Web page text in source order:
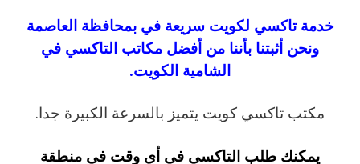
خدمة تاكسي لكويت سريعة في بمحافظة العاصمة
ونحن أثبتنا بأننا من أفضل مكاتب التاكسي في
الشامية الكويت.
مكتب تاكسي كويت يتميز بالسرعة الكبيرة جدا.
يمكنك طلب التاكسي في أي وقت في منطقة